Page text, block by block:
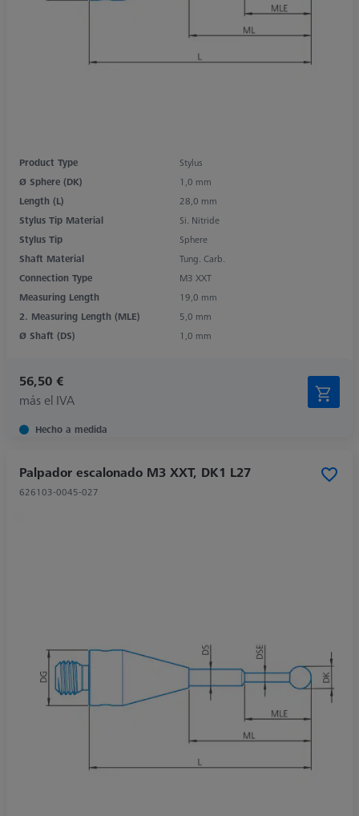
Product Type
Stylus
Ø Sphere (DK)
1,0 mm
Length (L)
28,0 mm
Stylus Tip Material
Si. Nitride
Stylus Tip
Sphere
Shaft Material
Tung. Carb.
Connection Type
M3 XXT
Measuring Length
19,0 mm
2. Measuring Length (MLE)
5,0 mm
Ø Shaft (DS)
1,0 mm
56,50 €
más el IVA
Hecho a medida
Palpador escalonado M3 XXT, DK1 L27
626103-0045-027